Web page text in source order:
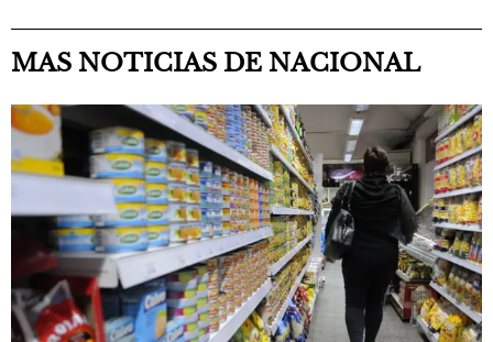
MAS NOTICIAS DE NACIONAL